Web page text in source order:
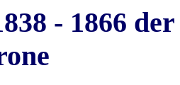
- 1866